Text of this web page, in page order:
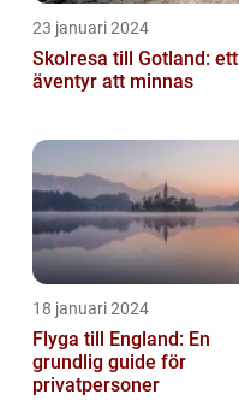
23 januari 2024
Skolresa till Gotland: ett
äventyr att minnas
18 januari 2024
Flyga till England: En
grundlig guide för
privatpersoner